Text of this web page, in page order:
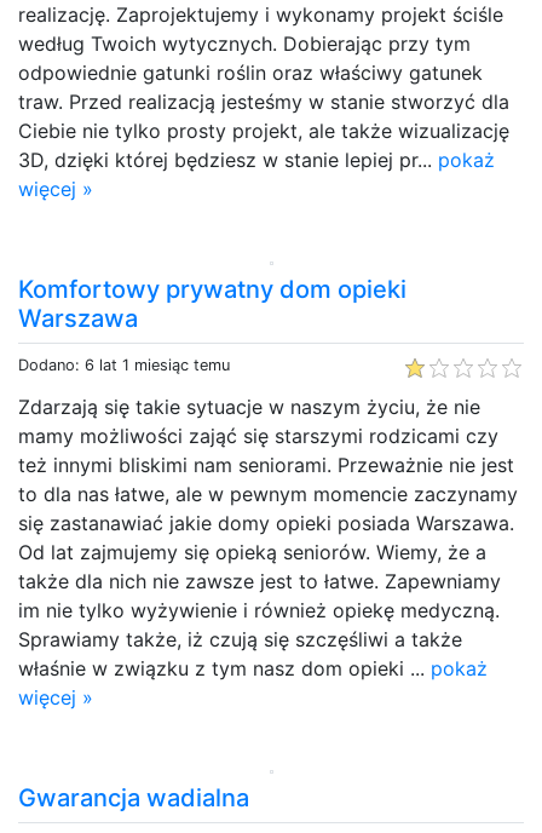
realizację. Zaprojektujemy i wykonamy projekt ściśle
według Twoich wytycznych. Dobierając przy tym
odpowiednie gatunki roślin oraz właściwy gatunek
traw. Przed realizacją jesteśmy w stanie stworzyć dla
Ciebie nie tylko prosty projekt, ale także wizualizację
3D, dzięki której będziesz w stanie lepiej pr... pokaż
więcej »
Komfortowy prywatny dom opieki
Warszawa
Dodano: 6 lat 1 miesiąc temu
Zdarzają się takie sytuacje w naszym życiu, że nie
mamy możliwości zająć się starszymi rodzicami czy
też innymi bliskimi nam seniorami. Przeważnie nie jest
to dla nas łatwe, ale w pewnym momencie zaczynamy
się zastanawiać jakie domy opieki posiada Warszawa.
Od lat zajmujemy się opieką seniorów. Wiemy, że a
także dla nich nie zawsze jest to łatwe. Zapewniamy
im nie tylko wyżywienie i również opiekę medyczną.
Sprawiamy także, iż czują się szczęśliwi a także
właśnie w związku z tym nasz dom opieki ... pokaż
więcej »
Gwarancja wadialna